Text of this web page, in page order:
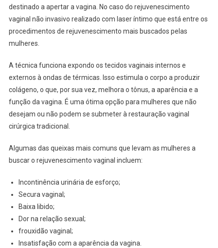
destinado a apertar a vagina. No caso do rejuvenescimento
vaginal não invasivo realizado com laser íntimo que está entre os
procedimentos de rejuvenescimento mais buscados pelas
mulheres.
A técnica funciona expondo os tecidos vaginais internos e
externos à ondas de térmicas. Isso estimula o corpo a produzir
colágeno, o que, por sua vez, melhora o tônus, a aparência e a
função da vagina. É uma ótima opção para mulheres que não
desejam ou não podem se submeter à restauração vaginal
cirúrgica tradicional.
Algumas das queixas mais comuns que levam as mulheres a
buscar o rejuvenescimento vaginal incluem:
Incontinência urinária de esforço;
Secura vaginal;
Baixa libido;
Dor na relação sexual;
frouxidão vaginal;
Insatisfação com a aparência da vagina.